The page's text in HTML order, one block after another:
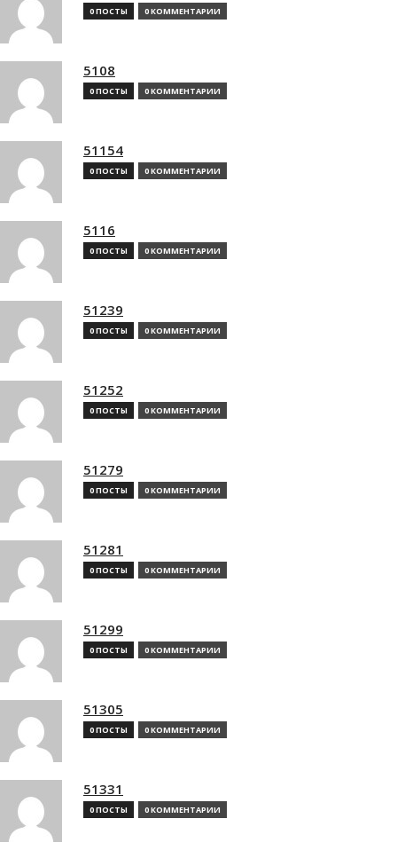
0 ПОСТЫ 0 КОММЕНТАРИИ
5108
0 ПОСТЫ 0 КОММЕНТАРИИ
51154
0 ПОСТЫ 0 КОММЕНТАРИИ
5116
0 ПОСТЫ 0 КОММЕНТАРИИ
51239
0 ПОСТЫ 0 КОММЕНТАРИИ
51252
0 ПОСТЫ 0 КОММЕНТАРИИ
51279
0 ПОСТЫ 0 КОММЕНТАРИИ
51281
0 ПОСТЫ 0 КОММЕНТАРИИ
51299
0 ПОСТЫ 0 КОММЕНТАРИИ
51305
0 ПОСТЫ 0 КОММЕНТАРИИ
51331
0 ПОСТЫ 0 КОММЕНТАРИИ